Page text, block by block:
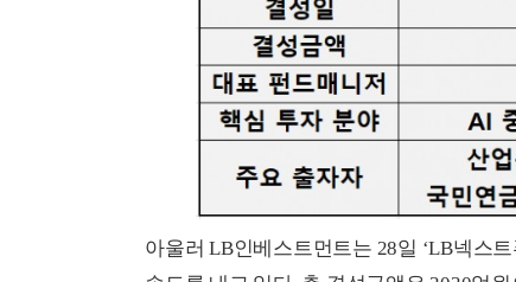
아울러 LB인베스트먼트는 28일 ‘LB넥스